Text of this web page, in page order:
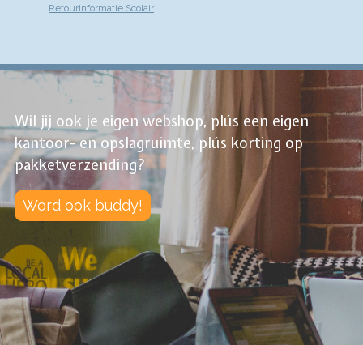
Retourinformatie Scolair
Wil jij ook je eigen webshop, plús een eigen
kantoor- en opslagruimte, plús korting op
pakketverzending?
Word ook buddy!